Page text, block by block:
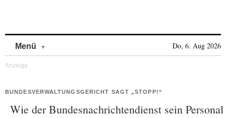
Menü Do, 6. Aug 2026
BUNDESVERWALTUNGSGERICHT SAGT „STOPP!“
Wie der Bundesnachrichtendienst sein Personal